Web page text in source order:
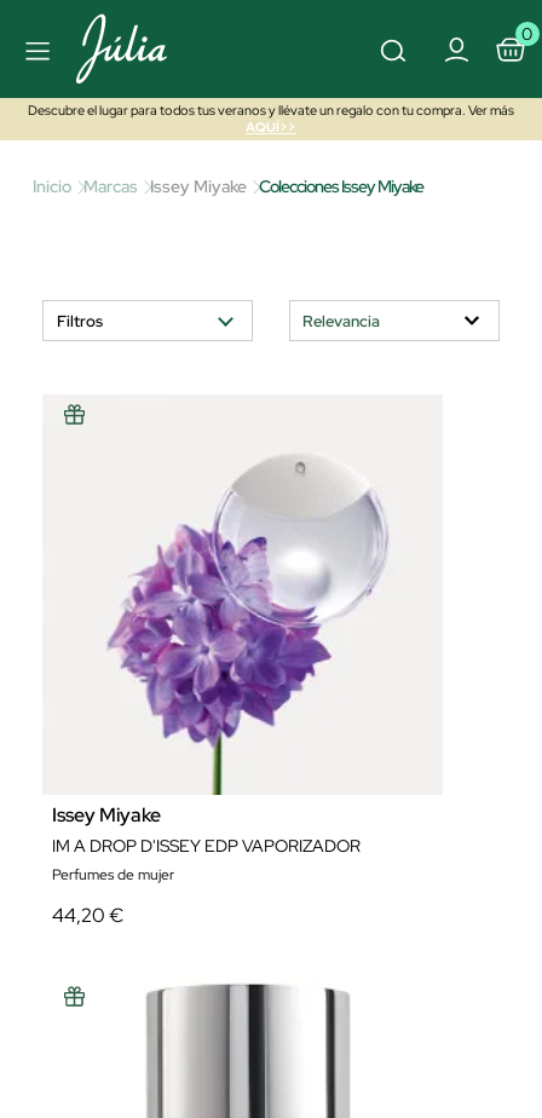
0
Descubre el lugar para todos tus veranos y llévate un regalo con tu compra. Ver más
AQUÍ>>
Inicio Marcas Issey Miyake Colecciones Issey Miyake
Filtros
Issey Miyake
IM A DROP D'ISSEY EDP VAPORIZADOR
Perfumes de mujer
44,20 €